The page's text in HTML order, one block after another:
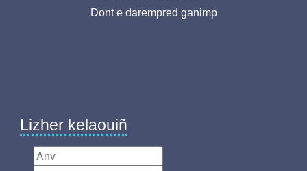
Dont e darempred ganimp
Lizher kelaouiñ